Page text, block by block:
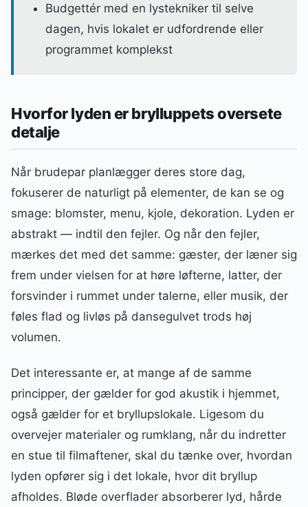
Budgettér med en lystekniker til selve
dagen, hvis lokalet er udfordrende eller
programmet komplekst
Hvorfor lyden er brylluppets oversete
detalje
Når brudepar planlægger deres store dag,
fokuserer de naturligt på elementer, de kan se og
smage: blomster, menu, kjole, dekoration. Lyden er
abstrakt — indtil den fejler. Og når den fejler,
mærkes det med det samme: gæster, der læner sig
frem under vielsen for at høre løfterne, latter, der
forsvinder i rummet under talerne, eller musik, der
føles flad og livløs på dansegulvet trods høj
volumen.
Det interessante er, at mange af de samme
principper, der gælder for god akustik i hjemmet,
også gælder for et bryllupslokale. Ligesom du
overvejer materialer og rumklang, når du indretter
en stue til filmaftener, skal du tænke over, hvordan
lyden opfører sig i det lokale, hvor dit bryllup
afholdes. Bløde overflader absorberer lyd, hårde